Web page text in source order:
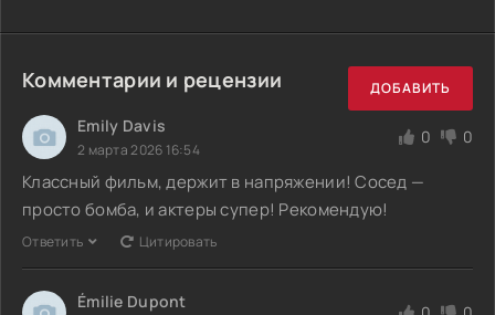
Комментарии и рецензии ДОБАВИТЬ
Emily Davis
2 марта 2026 16:54
0 0
Классный фильм, держит в напряжении! Сосед —
просто бомба, и актеры супер! Рекомендую!
Ответить Цитировать
Émilie Dupont